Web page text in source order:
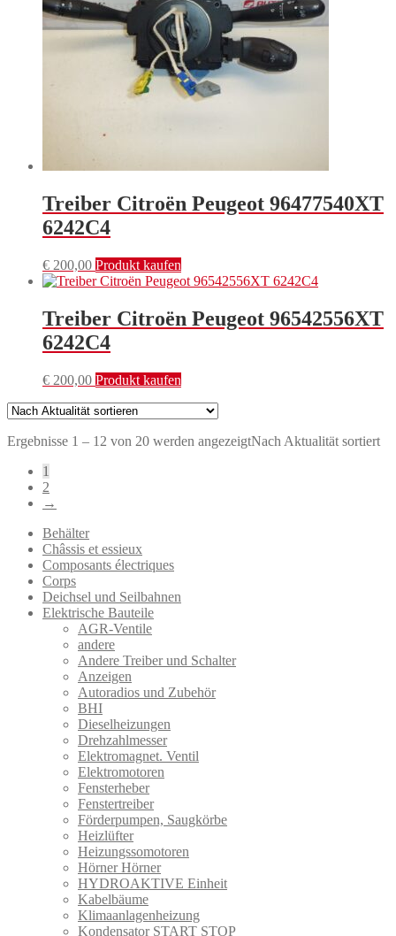
Treiber Citroën Peugeot 96477540XT
6242C4
€ 200,00 Produkt kaufen
Treiber Citroën Peugeot 96542556XT
6242C4
€ 200,00 Produkt kaufen
Ergebnisse 1 – 12 von 20 werden angezeigtNach Aktualität sortiert
1
2
→
Behälter
Châssis et essieux
Composants électriques
Corps
Deichsel und Seilbahnen
Elektrische Bauteile
AGR-Ventile
andere
Andere Treiber und Schalter
Anzeigen
Autoradios und Zubehör
BHI
Dieselheizungen
Drehzahlmesser
Elektromagnet. Ventil
Elektromotoren
Fensterheber
Fenstertreiber
Förderpumpen, Saugkörbe
Heizlüfter
Heizungssomotoren
Hörner Hörner
HYDROAKTIVE Einheit
Kabelbäume
Klimaanlagenheizung
Kondensator START STOP